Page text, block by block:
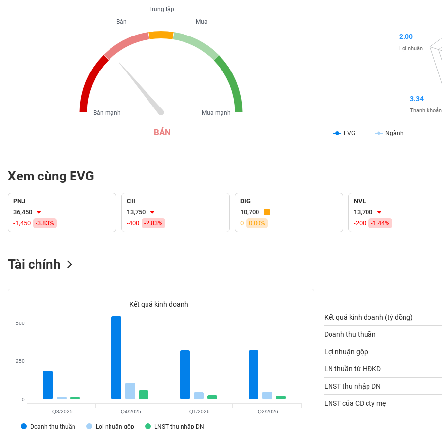
BÁN
Trung lập
Mua
Mua mạnh
Bán
Bán mạnh
EVG Ngành
3.34
Thanh khoản
2.00
Lợi nhuận
Xem cùng EVG
PNJ
36,450
-1,450
-3.83%
CII
13,750
-400
-2.83%
DIG
10,700
0
0.00%
NVL
13,700
-200
-1.44%
Tài chính
Kết quả kinh doanh
Doanh thu thuần Lợi nhuận gộp LNST thu nhập DN
0
250
500
Q3/2025 Q4/2025 Q1/2026 Q2/2026
Kết quả kinh doanh (tỷ đồng)
Doanh thu thuần
Lợi nhuận gộp
LN thuần từ HĐKD
LNST thu nhập DN
LNST của CĐ cty mẹ
(-)
VS-
SECTOR
LIỆU
NGHIỆP